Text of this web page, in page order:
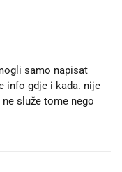
samo napisat
info gdje i kada. nije
služe tome nego